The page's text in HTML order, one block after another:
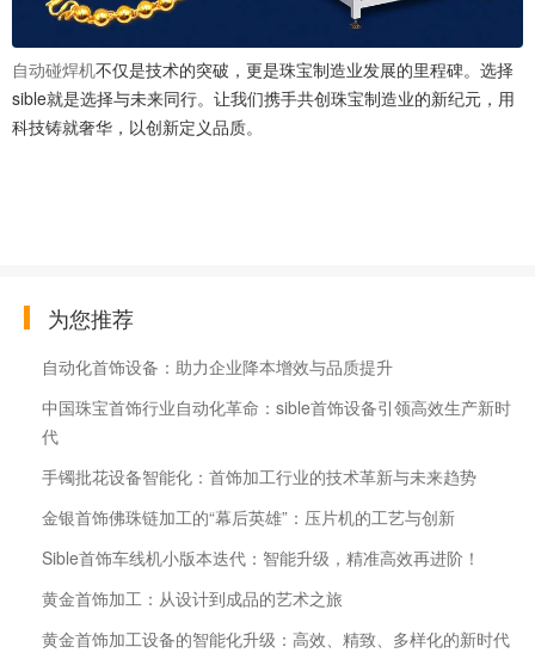
自动碰焊机不仅是技术的突破，更是珠宝制造业发展的里程碑。选择
sible就是选择与未来同行。让我们携手共创珠宝制造业的新纪元，用
科技铸就奢华，以创新定义品质。
为您推荐
自动化首饰设备：助力企业降本增效与品质提升
中国珠宝首饰行业自动化革命：sible首饰设备引领高效生产新时
代
手镯批花设备智能化：首饰加工行业的技术革新与未来趋势
金银首饰佛珠链加工的“幕后英雄”：压片机的工艺与创新
Sible首饰车线机小版本迭代：智能升级，精准高效再进阶！
黄金首饰加工：从设计到成品的艺术之旅
黄金首饰加工设备的智能化升级：高效、精致、多样化的新时代